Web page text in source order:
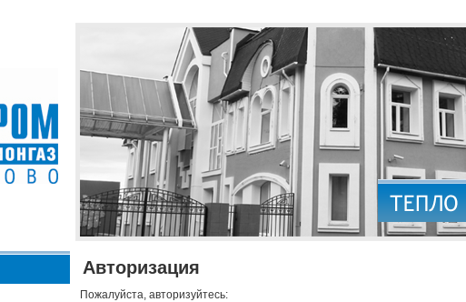
Авторизация
Пожалуйста, авторизуйтесь: